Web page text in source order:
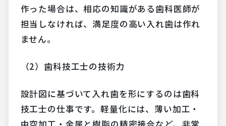
作った場合は、相応の知識がある歯科医師が
担当しなければ、満足度の高い入れ歯は作れ
ません。
（2）歯科技工士の技術力
設計図に基づいて入れ歯を形にするのは歯科
技工士の仕事です。軽量化には、薄い加工・